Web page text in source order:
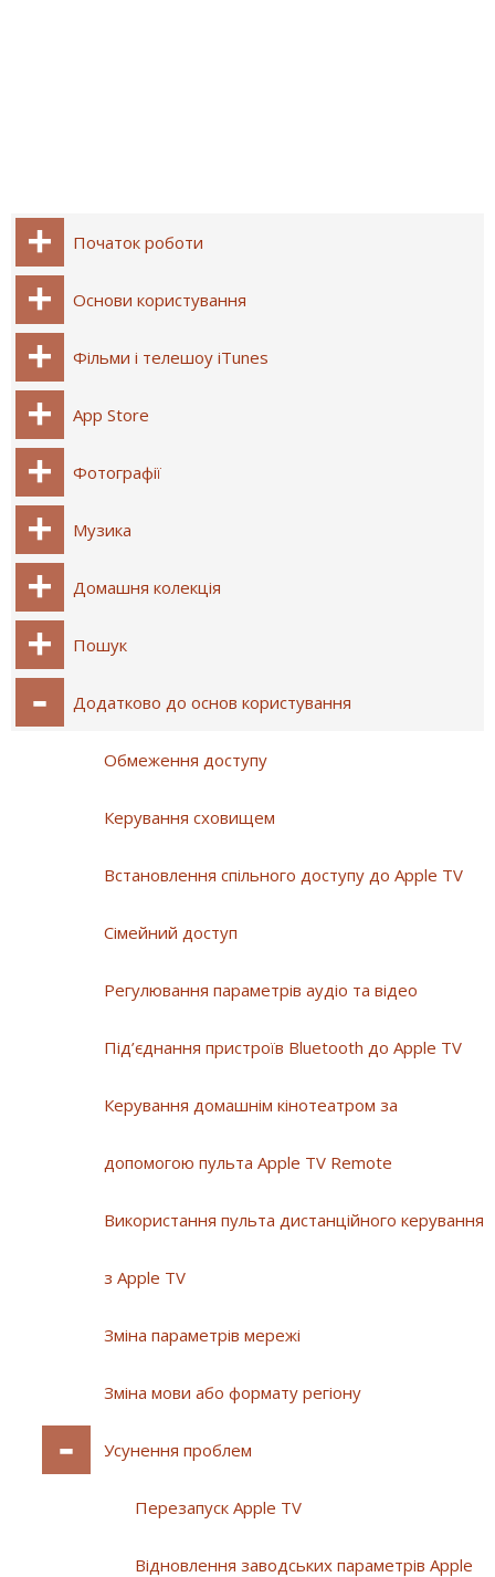
Початок роботи
Основи користування
Фільми і телешоу iTunes
App Store
Фотографії
Музика
Домашня колекція
Пошук
Додатково до основ користування
Обмеження доступу
Керування сховищем
Встановлення спільного доступу до Apple TV
Сімейний доступ
Регулювання параметрів аудіо та відео
Під’єднання пристроїв Bluetooth до Apple TV
Керування домашнім кінотеатром за
допомогою пульта Apple TV Remote
Використання пульта дистанційного керування
з Apple TV
Зміна параметрів мережі
Зміна мови або формату регіону
Усунення проблем
Перезапуск Apple TV
Відновлення заводських параметрів Apple